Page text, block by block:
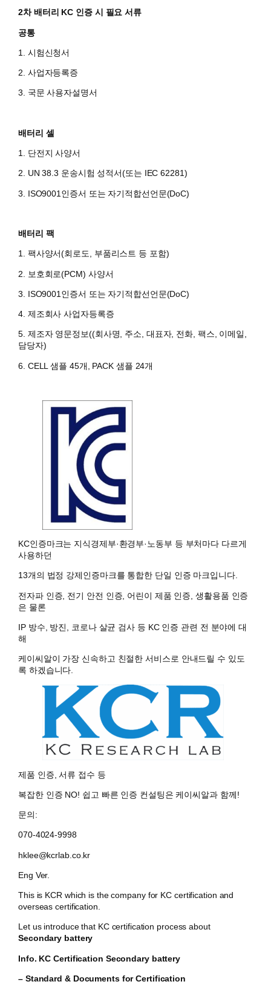
2차 배터리 KC 인증 시 필요 서류
공통
1. 시험신청서
2. 사업자등록증
3. 국문 사용자설명서
배터리 셀
1. 단전지 사양서
2. UN 38.3 운송시험 성적서(또는 IEC 62281)
3. ISO9001인증서 또는 자기적합선언문(DoC)
배터리 팩
1. 팩사양서(회로도, 부품리스트 등 포함)
2. 보호회로(PCM) 사양서
3. ISO9001인증서 또는 자기적합선언문(DoC)
4. 제조회사 사업자등록증
5. 제조자 영문정보((회사명, 주소, 대표자, 전화, 팩스, 이메일,
담당자)
6. CELL 샘플 45개, PACK 샘플 24개
KC인증마크는 지식경제부·환경부·노동부 등 부처마다 다르게
사용하던
13개의 법정 강제인증마크를 통합한 단일 인증 마크입니다.
전자파 인증, 전기 안전 인증, 어린이 제품 인증, 생활용품 인증
은 물론
IP 방수, 방진, 코로나 살균 검사 등 KC 인증 관련 전 분야에 대
해
케이씨알이 가장 신속하고 친절한 서비스로 안내드릴 수 있도
록 하겠습니다.
제품 인증, 서류 접수 등
복잡한 인증 NO! 쉽고 빠른 인증 컨설팅은 케이씨알과 함께!
문의:
070-4024-9998
hklee@kcrlab.co.kr
Eng Ver.
This is KCR which is the company for KC certification and
overseas certification.
Let us introduce that KC certification process about
Secondary battery
Info. KC Certification Secondary battery
– Standard & Documents for Certification